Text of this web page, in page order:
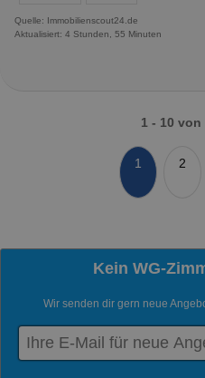
Quelle: Immobilienscout24.de
Aktualisiert: 4 Stunden, 55 Minuten
1 - 10
1 2
Kein WG-
Wir senden dir gern neue